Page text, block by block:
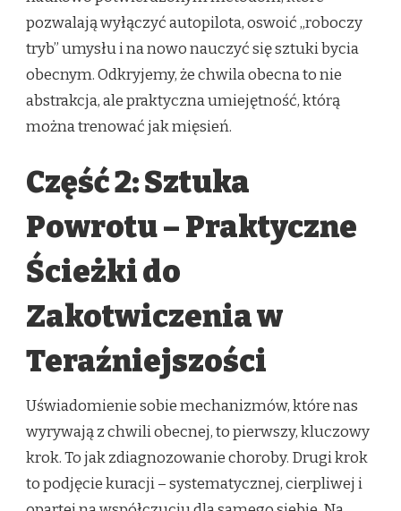
pozwalają wyłączyć autopilota, oswoić „roboczy
tryb” umysłu i na nowo nauczyć się sztuki bycia
obecnym. Odkryjemy, że chwila obecna to nie
abstrakcja, ale praktyczna umiejętność, którą
można trenować jak mięsień.
Część 2: Sztuka
Powrotu – Praktyczne
Ścieżki do
Zakotwiczenia w
Teraźniejszości
Uświadomienie sobie mechanizmów, które nas
wyrywają z chwili obecnej, to pierwszy, kluczowy
krok. To jak zdiagnozowanie choroby. Drugi krok
to podjęcie kuracji – systematycznej, cierpliwej i